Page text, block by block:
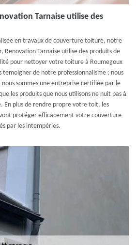
Tarnaise utilise des
en travaux de couverture toiture, notre
Renovation Tarnaise utilise des produits de
pour nettoyer votre toiture à Roumegoux
témoigner de notre professionnalisme ; nous
nous sommes une entreprise certifiée par le
les produits que nous utilisons ne nuit pas à
En plus de rendre propre votre toit, les
protéger efficacement votre couverture
par les intempéries.